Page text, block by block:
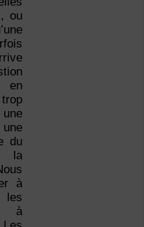
ou
en
du
la
à
à